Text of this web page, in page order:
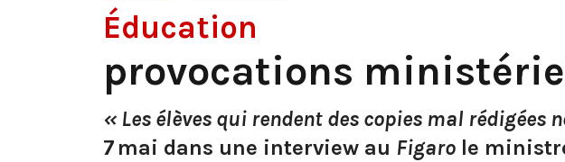
Éducation
provocations
« Les élèves qui rendent des copies mal rédigées
7 mai dans une interview au Figaro le